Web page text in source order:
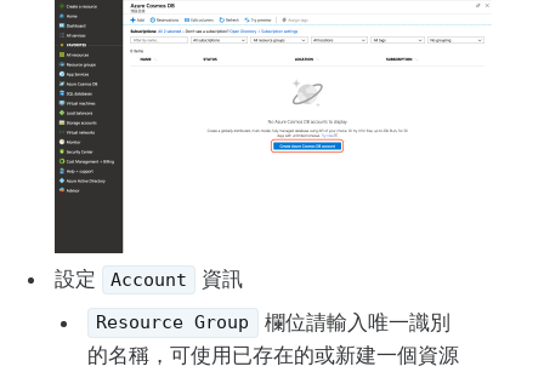
設定 Account 資訊
Resource Group
欄位請輸入唯一識別
的名稱，可使用已存在的或新建一個資源